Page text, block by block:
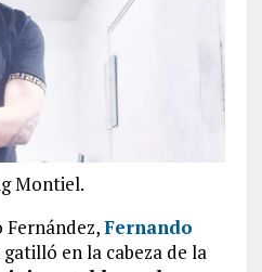
Montiel.
Fernández,Fernando
en la cabeza de la